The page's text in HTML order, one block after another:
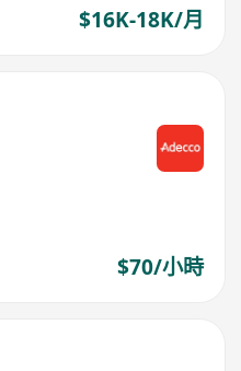
$16K-18K/月
$70/小時